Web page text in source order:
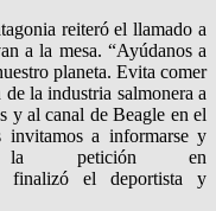
reiteró el llamado a
a la mesa. “Ayúdanos a
planeta. Evita comer
la industria salmonera a
y al canal de Beagle en el
a informarse y
la petición en
finalizó el deportista y